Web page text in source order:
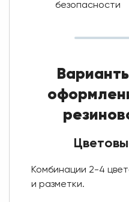
безопасности
Комбинации 2-4
и разметки.